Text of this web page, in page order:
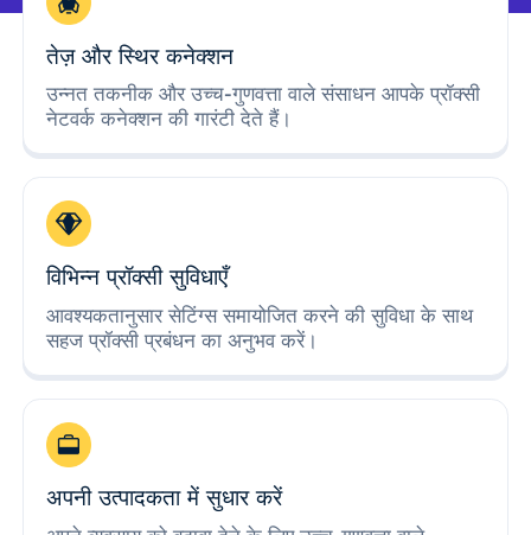
तेज़ और स्थिर कनेक्शन
उन्नत तकनीक और उच्च-गुणवत्ता वाले संसाधन आपके प्रॉक्सी
नेटवर्क कनेक्शन की गारंटी देते हैं।
विभिन्न प्रॉक्सी सुविधाएँ
आवश्यकतानुसार सेटिंग्स समायोजित करने की सुविधा के साथ
सहज प्रॉक्सी प्रबंधन का अनुभव करें।
अपनी उत्पादकता में सुधार करें